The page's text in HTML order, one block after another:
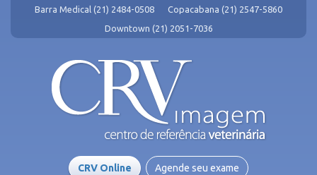
Barra Medical (21) 2484-0508
Copacabana (21) 2547-5860
Downtown (21) 2051-7036
CRV Online Agende seu exame